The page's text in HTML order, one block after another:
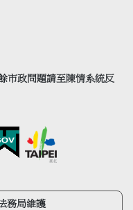
市政問題請至陳情系統反
務局維護